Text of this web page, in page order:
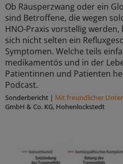
Ob Räusperzwang oder ein
sind Betroffene, die wegen
HNO-Praxis vorstellig
sich nicht selten ein
Symptomen. Welche teils
medikamentös und in der
Patientinnen und Patienten
Podcast.
Sonderbericht | Mit freundlicher
GmbH & Co. KG, Hohenlockstedt